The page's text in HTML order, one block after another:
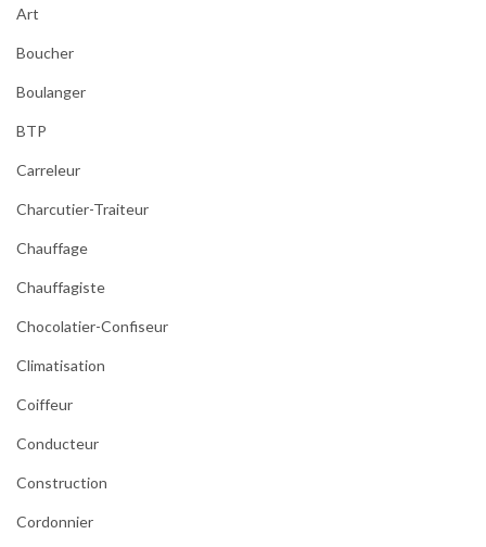
Art
Boucher
Boulanger
BTP
Carreleur
Charcutier-Traiteur
Chauffage
Chauffagiste
Chocolatier-Confiseur
Climatisation
Coiffeur
Conducteur
Construction
Cordonnier